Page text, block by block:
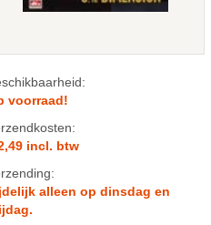
voorraad!
incl. btw
alleen op dinsdag en